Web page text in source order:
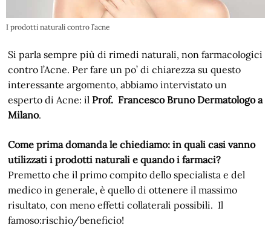
I prodotti naturali contro l’acne
Si parla sempre più di rimedi naturali, non farmacologici
contro l’Acne. Per fare un po’ di chiarezza su questo
interessante argomento, abbiamo intervistato un
esperto di Acne: ilProf. Francesco Bruno Dermatologo a
Milano.
Come prima domanda le chiediamo: in quali casi vanno
utilizzati i prodotti naturali e quando i farmaci?
Premetto che il primo compito dello specialista e del
medico in generale, è quello di ottenere il massimo
risultato, con meno effetti collaterali possibili. Il
famoso:rischio/beneficio!